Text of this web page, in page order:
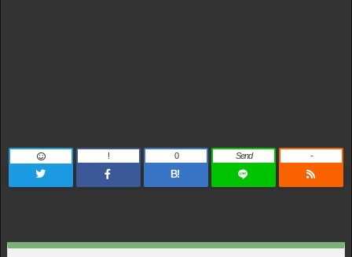
!
B!
0 Send -